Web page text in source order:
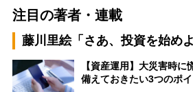
注目の著者・連載
藤川里絵「さあ、投資を始めよ
【資産運用】大災害時
備えておきたい3つのポ